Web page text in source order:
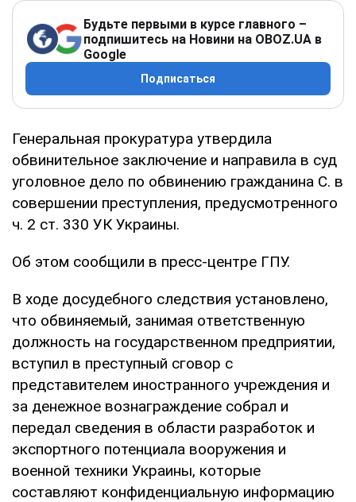
Будьте первыми в курсе главного –
подпишитесь на Новини на OBOZ.UA в
Google
Подписаться
Генеральная прокуратура утвердила
обвинительное заключение и направила в суд
уголовное дело по обвинению гражданина С. в
совершении преступления, предусмотренного
ч. 2 ст. 330 УК Украины.
Об этом сообщили в пресс-центре ГПУ.
В ходе досудебного следствия установлено,
что обвиняемый, занимая ответственную
должность на государственном предприятии,
вступил в преступный сговор с
представителем иностранного учреждения и
за денежное вознаграждение собрал и
передал сведения в области разработок и
экспортного потенциала вооружения и
военной техники Украины, которые
составляют конфиденциальную информацию